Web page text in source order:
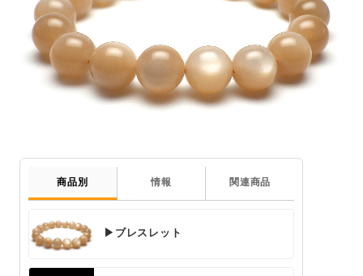
商品別 情報 関連商品
▶ブレスレット